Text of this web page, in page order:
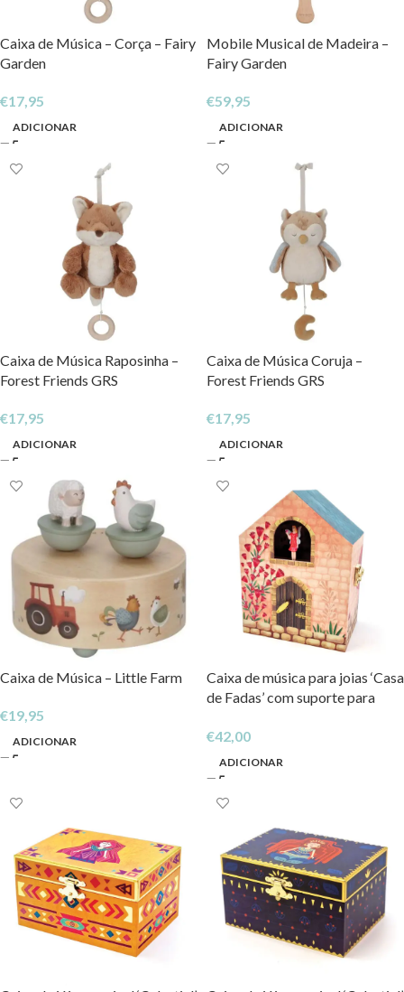
Caixa de Música – Corça – Fairy
Garden
€17,95
ADICIONAR
Mobile Musical de Madeira –
Fairy Garden
€59,95
ADICIONAR
Caixa de Música Raposinha –
Forest Friends GRS
€17,95
ADICIONAR
Caixa de Música Coruja –
Forest Friends GRS
€17,95
ADICIONAR
Caixa de Música – Little Farm
€19,95
ADICIONAR
Caixa de música para joias ‘Casa
de Fadas’ com suporte para
€42,00
ADICIONAR